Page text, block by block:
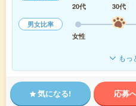
20代
30代
男女比率
女性
もっ
気になる! 応募